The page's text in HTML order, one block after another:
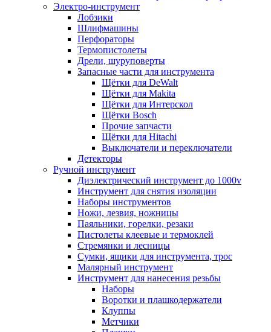
Электро-инструмент
Лобзики
Шлифмашины
Перфораторы
Термопистолеты
Дрели, шуруповерты
Запасные части для инструмента
Щётки для DeWalt
Щётки для Makita
Щётки для Интерскол
Щётки Bosch
Прочие запчасти
Щётки для Hitachi
Выключатели и переключатели
Детекторы
Ручной инструмент
Диэлектрический инструмент до 1000v
Инструмент для снятия изоляции
Наборы инструментов
Ножи, лезвия, ножницы
Паяльники, горелки, резаки
Пистолеты клеевые и термоклей
Стремянки и лесницы
Сумки, ящики для инструмента, трос
Малярный инструмент
Инструмент для нанесения резьбы
Наборы
Воротки и плашкодержатели
Клуппы
Метчики